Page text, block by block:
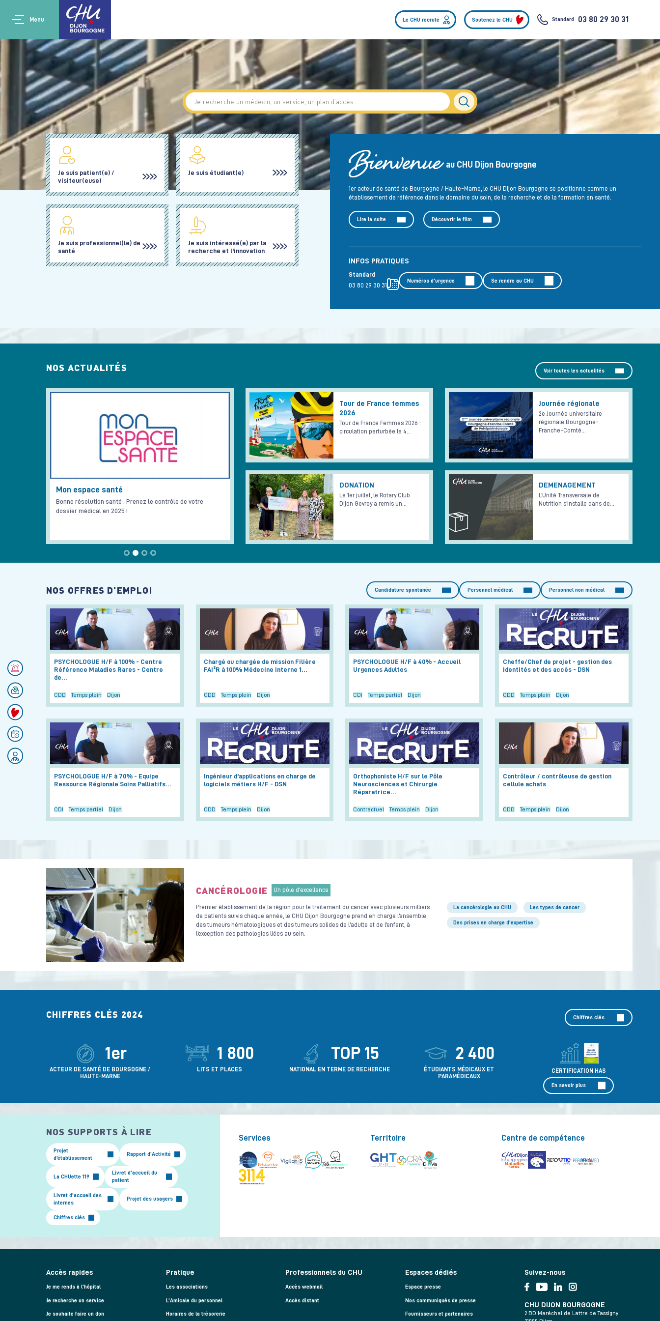
Aller au contenu principal
Main navigation
Menu Le CHU recrute Soutenez le CHU Standard 03 80 29 30 31
Numéros d'urgences
Prendre rendez-vous
Rejoignez nos équipes
Je suis patient(e) /
visiteur(euse)
Je suis étudiant(e)
Je suis professionnel(le) de
santé
Je suis intéressé(e) par la
recherche et l'innovation
au CHU Dijon Bourgogne
1er acteur de santé de Bourgogne / Haute-Marne, le CHU Dijon Bourgogne se positionne comme un
établissement de référence dans le domaine du soin, de la recherche et de la formation en santé.
Lire la suite Découvrir le film
INFOS PRATIQUES
Standard
03 80 29 30 31
Numéros d'urgence Se rendre au CHU
NOS ACTUALITÉS Voir toutes les actualités
Mon espace santé
Bonne résolution santé : Prenez le contrôle de votre
dossier médical en 2025 !
Tour de France femmes
2026
Tour de France Femmes 2026 :
circulation perturbée le 4…
Journée régionale
2e Journée universitaire
régionale Bourgogne-
Franche-Comté…
DONATION
Le 1er juillet, le Rotary Club
Dijon Gevrey a remis un…
DEMENAGEMENT
L’Unité Transversale de
Nutrition s’installe dans de…
NOS OFFRES D'EMPLOI Candidature spontanée Personnel médical Personnel non médical
PSYCHOLOGUE H/F à 100% - Centre
Référence Maladies Rares - Centre
de…
CDD Temps plein Dijon
Chargé ou chargée de mission Filière
FAI²R à 100% Médecine interne 1…
CDD Temps plein Dijon
PSYCHOLOGUE H/F à 40% - Accueil
Urgences Adultes
CDI Temps partiel Dijon
Cheffe/Chef de projet - gestion des
identités et des accès - DSN
CDD Temps plein Dijon
PSYCHOLOGUE H/F à 70% - Equipe
Ressource Régionale Soins Palliatifs…
CDI Temps partiel Dijon
Ingénieur d'applications en charge de
logiciels métiers H/F - DSN
CDD Temps plein Dijon
Orthophoniste H/F sur le Pôle
Neurosciences et Chirurgie
Réparatrice…
Contractuel Temps plein Dijon
Contrôleur / contrôleuse de gestion
cellule achats
CDD Temps plein Dijon
CANCÉROLOGIE Un pôle d'excellence
Premier établissement de la région pour le traitement du cancer avec plusieurs milliers
de patients suivis chaque année, le CHU Dijon Bourgogne prend en charge l’ensemble
des tumeurs hématologiques et des tumeurs solides de l’adulte et de l’enfant, à
l’exception des pathologies liées au sein.
La cancérologie au CHU Les types de cancer
Des prises en charge d'expertise
CHIFFRES CLÉS 2024 Chiffres clés
1er
ACTEUR DE SANTÉ DE BOURGOGNE /
HAUTE-MARNE
1 800
LITS ET PLACES
TOP 15
NATIONAL EN TERME DE RECHERCHE
2 400
ÉTUDIANTS MÉDICAUX ET
PARAMÉDICAUX
CERTIFICATION HAS
En savoir plus
NOS SUPPORTS À LIRE
Projet
d’établissement
Rapport d'Activité
La CHUette 119
Livret d'accueil du
patient
Livret d'accueil des
internes
Projet des usagers
Chiffres clés
Services Territoire Centre de compétence
Accès rapides
Je me rends à l'hôpital
Je recherche un service
Je souhaite faire un don
Pratique
Les associations
L’Amicale du personnel
Horaires de la trésorerie
Professionnels du CHU
Accès webmail
Accès distant
Espaces dédiés
Espace presse
Nos communiqués de presse
Fournisseurs et partenaires
Suivez-nous
CHU DIJON BOURGOGNE
2 BD Maréchal de Lattre de Tassigny
Panneau de gestion des cookies